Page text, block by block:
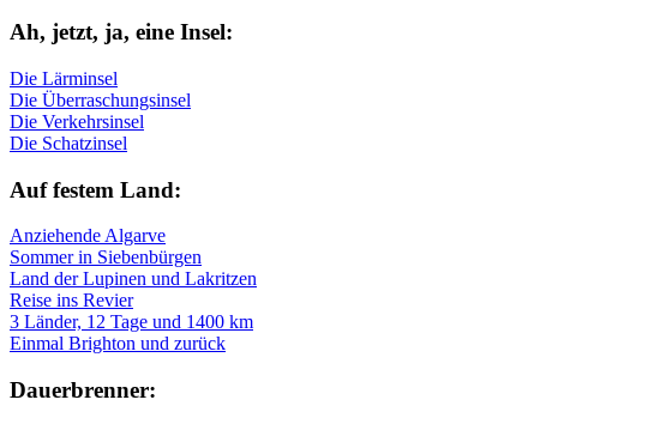
Ah, jetzt, ja, ei­ne In­sel:
Die Lärminsel
Die Überraschungsinsel
Die Verkehrsinsel
Die Schatzinsel
Auf fe­stem Land:
Anziehende Algarve
Sommer in Siebenbürgen
Land der Lupinen und Lakritzen
Reise ins Revier
3 Länder, 12 Tage und 1400 km
Einmal Brighton und zurück
Dau­er­bren­ner: